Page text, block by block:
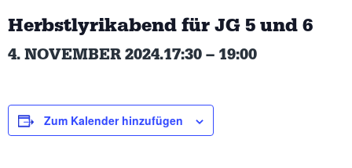
Herbstlyrikabend für JG 5 und 6
4. NOVEMBER 2024.17:30– 19:00
Zum Kalender hinzufügen